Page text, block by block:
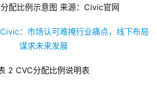
配比例示意图 来源：Civic官网
2 CVC分配比例说明表